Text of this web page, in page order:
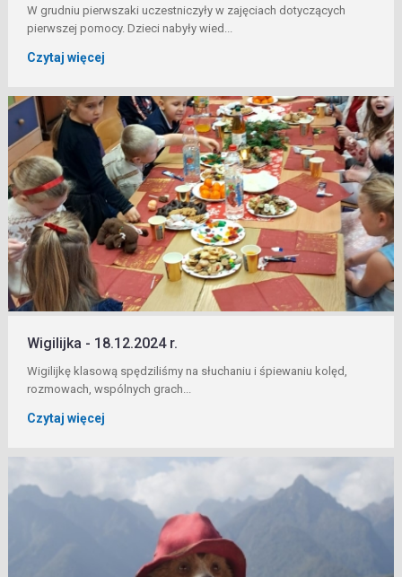
W grudniu pierwszaki uczestniczyły w zajęciach dotyczących
pierwszej pomocy. Dzieci nabyły wied...
Czytaj więcej
Wigilijka - 18.12.2024 r.
Wigilijkę klasową spędziliśmy na słuchaniu i śpiewaniu kolęd,
rozmowach, wspólnych grach...
Czytaj więcej